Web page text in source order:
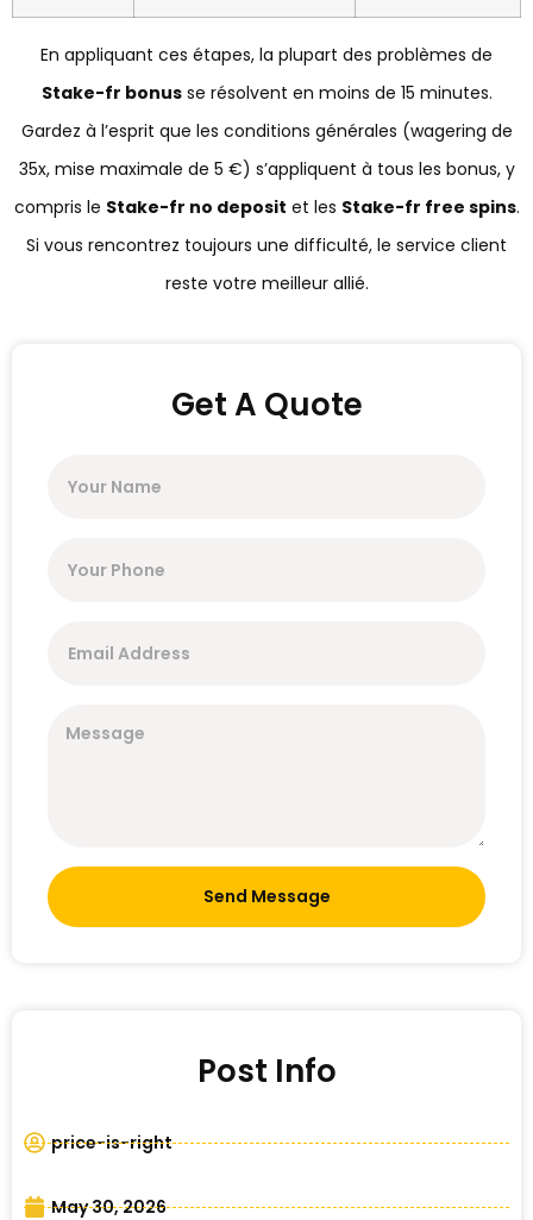
En appliquant ces étapes, la plupart des problèmes de
Stake-fr bonusse résolvent en moins de 15 minutes.
Gardez à l’esprit que les conditions générales (wagering de
35x, mise maximale de 5 €) s’appliquent à tous les bonus, y
compris le Stake-fr no deposit et les Stake-fr free spins.
Si vous rencontrez toujours une difficulté, le service client
reste votre meilleur allié.
Get A Quote
Send Message
Post Info
price-is-right
May 30, 2026